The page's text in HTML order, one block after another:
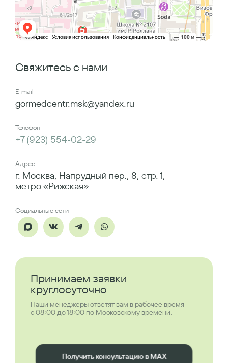
Свяжитесь с нами
E-mail
gormedcentr.msk@yandex.ru
Телефон
+7 (923) 554-02-29
Адрес
г. Москва, Напрудный пер., 8, стр. 1,
метро «Рижская»
Социальные сети
Принимаем заявки
круглосуточно
Наши менеджеры ответят вам в рабочее время
с 08:00 до 18:00 по Московскому времени.
Получить консультацию в MAX